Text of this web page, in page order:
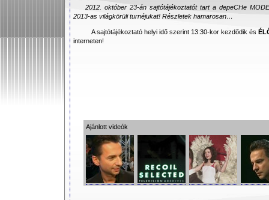
2012. október 23-án sajtótájékoztatót tart a depeCHe
2013-as világkörüli turnéjukat! Részletek hamarosan…
A sajtótájékoztató helyi idő szerint 13:30-kor kezdődik és
interneten!
Ajánlott videók